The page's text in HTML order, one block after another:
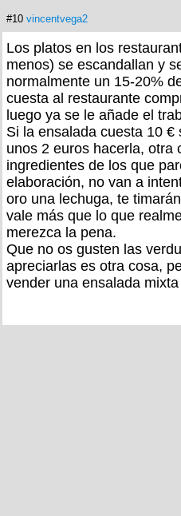
#10 vincentvega2
Los platos en los
menos) se escandallan y
normalmente un 15-20%
cuesta al restaurante
luego ya se le añade el
Si la ensalada cuesta 10
unos 2 euros hacerla, otra
ingredientes de los que
elaboración, no van a
oro una lechuga, te
vale más que lo que
merezca la pena.
Que no os gusten las
apreciarlas es otra cosa,
vender una ensalada